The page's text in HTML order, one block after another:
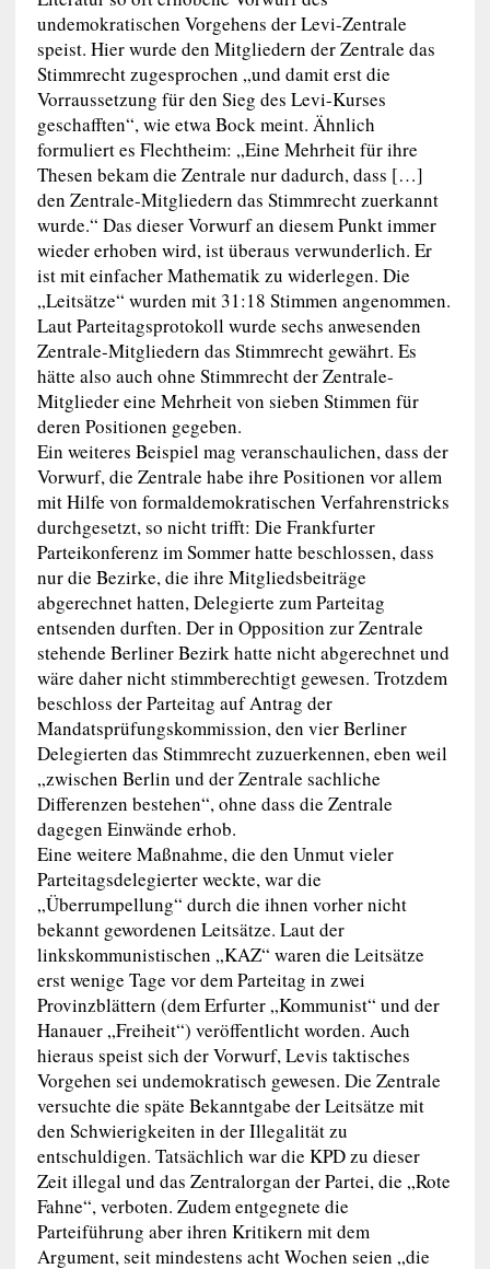
undemokratischen Vorgehens der Levi-Zentrale
speist. Hier wurde den Mitgliedern der Zentrale das
Stimmrecht zugesprochen „und damit erst die
Vorraussetzung für den Sieg des Levi-Kurses
geschafften“, wie etwa Bock meint. Ähnlich
formuliert es Flechtheim: „Eine Mehrheit für ihre
Thesen bekam die Zentrale nur dadurch, dass […]
den Zentrale-Mitgliedern das Stimmrecht zuerkannt
wurde.“ Das dieser Vorwurf an diesem Punkt immer
wieder erhoben wird, ist überaus verwunderlich. Er
ist mit einfacher Mathematik zu widerlegen. Die
„Leitsätze“ wurden mit 31:18 Stimmen angenommen.
Laut Parteitagsprotokoll wurde sechs anwesenden
Zentrale-Mitgliedern das Stimmrecht gewährt. Es
hätte also auch ohne Stimmrecht der Zentrale-
Mitglieder eine Mehrheit von sieben Stimmen für
deren Positionen gegeben.
Ein weiteres Beispiel mag veranschaulichen, dass der
Vorwurf, die Zentrale habe ihre Positionen vor allem
mit Hilfe von formaldemokratischen Verfahrenstricks
durchgesetzt, so nicht trifft: Die Frankfurter
Parteikonferenz im Sommer hatte beschlossen, dass
nur die Bezirke, die ihre Mitgliedsbeiträge
abgerechnet hatten, Delegierte zum Parteitag
entsenden durften. Der in Opposition zur Zentrale
stehende Berliner Bezirk hatte nicht abgerechnet und
wäre daher nicht stimmberechtigt gewesen. Trotzdem
beschloss der Parteitag auf Antrag der
Mandatsprüfungskommission, den vier Berliner
Delegierten das Stimmrecht zuzuerkennen, eben weil
„zwischen Berlin und der Zentrale sachliche
Differenzen bestehen“, ohne dass die Zentrale
dagegen Einwände erhob.
Eine weitere Maßnahme, die den Unmut vieler
Parteitagsdelegierter weckte, war die
„Überrumpellung“ durch die ihnen vorher nicht
bekannt gewordenen Leitsätze. Laut der
linkskommunistischen „KAZ“ waren die Leitsätze
erst wenige Tage vor dem Parteitag in zwei
Provinzblättern (dem Erfurter „Kommunist“ und der
Hanauer „Freiheit“) veröffentlicht worden. Auch
hieraus speist sich der Vorwurf, Levis taktisches
Vorgehen sei undemokratisch gewesen. Die Zentrale
versuchte die späte Bekanntgabe der Leitsätze mit
den Schwierigkeiten in der Illegalität zu
entschuldigen. Tatsächlich war die KPD zu dieser
Zeit illegal und das Zentralorgan der Partei, die „Rote
Fahne“, verboten. Zudem entgegnete die
Parteiführung aber ihren Kritikern mit dem
Argument, seit mindestens acht Wochen seien „die